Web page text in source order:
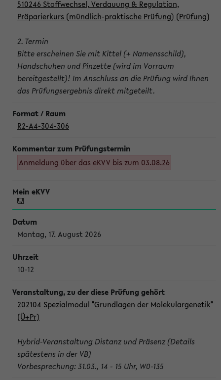
510246 Stoffwechsel, Verdauung & Regulation,
Präparierkurs (mündlich-praktische Prüfung) (Prüfung)
2. Termin
Bitte erscheinen Sie mit Kittel (+ Namensschild),
Handschuhen und Pinzette (wird im Vorraum
bereitgestellt)! Im Anschluss an die Prüfung wird Ihnen
das Prüfungsergebnis direkt mitgeteilt.
R2-A4-304-306
Anmeldung über das eKVV bis zum 03.08.26
Montag, 17. August 2026
10-12
202104 Spezialmodul "Grundlagen der Molekulargenetik"
(Ü+Pr)
Hybrid-Veranstaltung Distanz und Präsenz (Details
spätestens in der VB)
Vorbesprechung: 31.03., 14 - 15 Uhr, W0-135